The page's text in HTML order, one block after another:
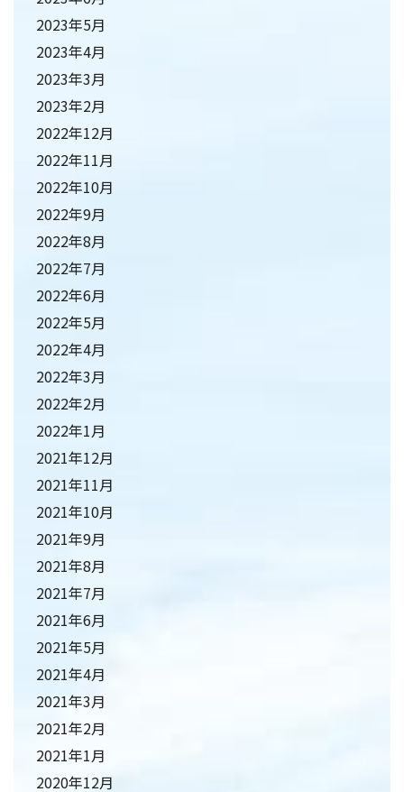
2023年5月
2023年4月
2023年3月
2023年2月
2022年12月
2022年11月
2022年10月
2022年9月
2022年8月
2022年7月
2022年6月
2022年5月
2022年4月
2022年3月
2022年2月
2022年1月
2021年12月
2021年11月
2021年10月
2021年9月
2021年8月
2021年7月
2021年6月
2021年5月
2021年4月
2021年3月
2021年2月
2021年1月
2020年12月